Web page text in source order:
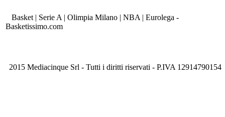
Basket | Serie A | Olimpia Milano | NBA | Eurolega -
Basketissimo.com
2015 Mediacinque Srl - Tutti i diritti riservati - P.IVA 12914790154